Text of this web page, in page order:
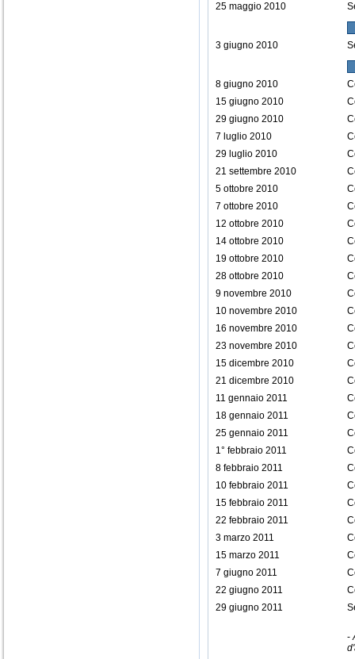
25 maggio 2010
3 giugno 2010
8 giugno 2010
15 giugno 2010
29 giugno 2010
7 luglio 2010
29 luglio 2010
21 settembre 2010
5 ottobre 2010
7 ottobre 2010
12 ottobre 2010
14 ottobre 2010
19 ottobre 2010
28 ottobre 2010
9 novembre 2010
10 novembre 2010
16 novembre 2010
23 novembre 2010
15 dicembre 2010
21 dicembre 2010
11 gennaio 2011
18 gennaio 2011
25 gennaio 2011
1° febbraio 2011
8 febbraio 2011
10 febbraio 2011
15 febbraio 2011
22 febbraio 2011
3 marzo 2011
15 marzo 2011
7 giugno 2011
22 giugno 2011
29 giugno 2011
-